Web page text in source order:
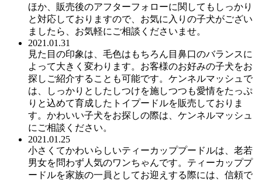
ほか、販売後のアフターフォローに関してもしっかり
と対応しておりますので、お気に入りの子犬がござい
ましたら、お気軽にご相談くださいませ。
2021.01.31
見た目の印象は、毛色はもちろん目鼻口のバランスに
よって大きく変わります。お客様のお好みの子犬をお
探しご紹介することも可能です。ケンネルマッシュで
は、しっかりとしたしつけを施しつつも愛情をたっぷ
りと込めて育成したトイプードルを販売しておりま
す。かわいい子犬をお探しの際は、ケンネルマッシュ
にご相談ください。
2021.01.25
小さくてかわいらしいティーカッププードルは、老若
男女を問わず人気のワンちゃんです。ティーカッププ
ードルを家族の一員としてお迎えする際には、信頼で